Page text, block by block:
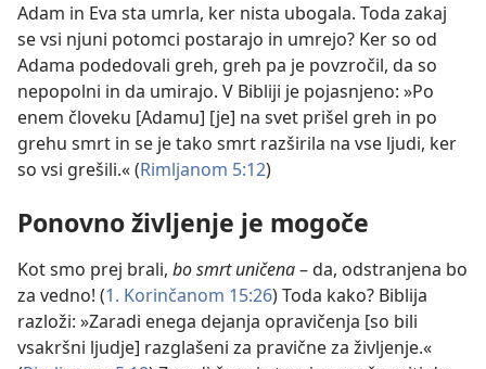
Adam in Eva sta umrla, ker nista ubogala. Toda zakaj
se vsi njuni potomci postarajo in umrejo? Ker so od
Adama podedovali greh, greh pa je povzročil, da so
nepopolni in da umirajo. V Bibliji je pojasnjeno: »Po
enem človeku [Adamu] [je] na svet prišel greh in po
grehu smrt in se je tako smrt razširila na vse ljudi, ker
so vsi grešili.« (Rimljanom 5:12)
Ponovno življenje je mogoče
Kot smo prej brali, bo smrt uničena– da, odstranjena bo
za vedno! (1. Korinčanom 15:26) Toda kako? Biblija
razloži: »Zaradi enega dejanja opravičenja [so bili
vsakršni ljudje] razglašeni za pravične za življenje.«